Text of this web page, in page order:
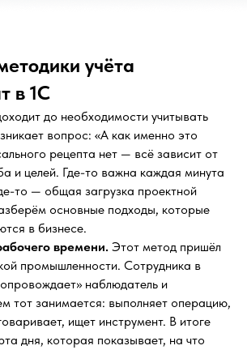
учёта
в 1С
до необходимости учитывать
вопрос: «А как именно это
рецепта нет — всё зависит от
и целей. Где-то важна каждая минута
то — общая загрузка проектной
основные подходы, которые
в бизнесе.
времени. Этот метод пришёл
промышленности. Сотрудника в
наблюдатель и
тот занимается: выполняет операцию,
ищет инструмент. В итоге
дня, которая показывает, на что